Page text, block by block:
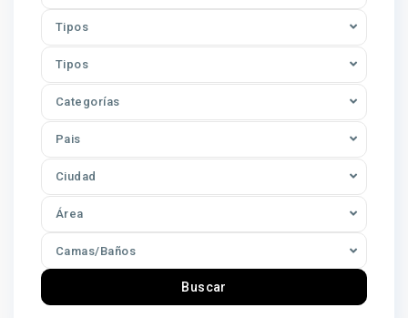
Tipos
Tipos
Categorías
Pais
Ciudad
Área
Camas/Baños
Buscar